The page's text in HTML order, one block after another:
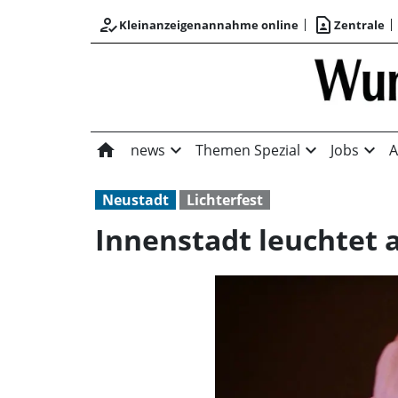
how_to_regKleinanzeigenannahme online contact_page Zentrale
home news expand_more Themen Spezial expand_more Jobs expand_more
Neustadt Lichterfest
Innenstadt leuchtet